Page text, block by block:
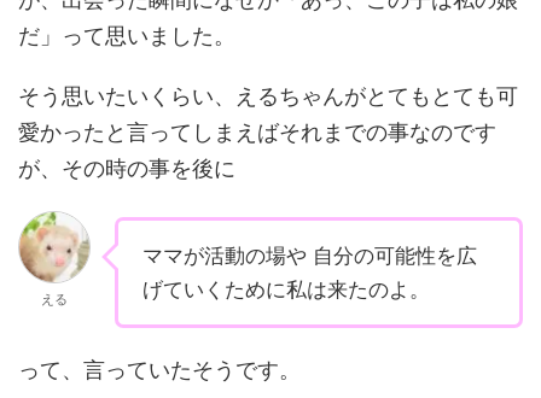
だ」って思いました。
そう思いたいくらい、えるちゃんがとてもとても可
愛かったと言ってしまえばそれまでの事なのです
が、その時の事を後に
える
ママが活動の場や 自分の可能性を広
げていくために私は来たのよ。
って、言っていたそうです。